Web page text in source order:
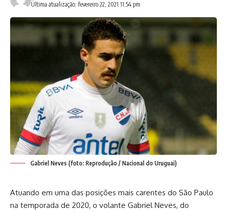
Última atualização: fevereiro 22, 2021 11:54 pm
Gabriel Neves (foto: Reprodução / Nacional do Uruguai)
Atuando em uma das posições mais carentes do São Paulo
na temporada de 2020, o volante Gabriel Neves, do